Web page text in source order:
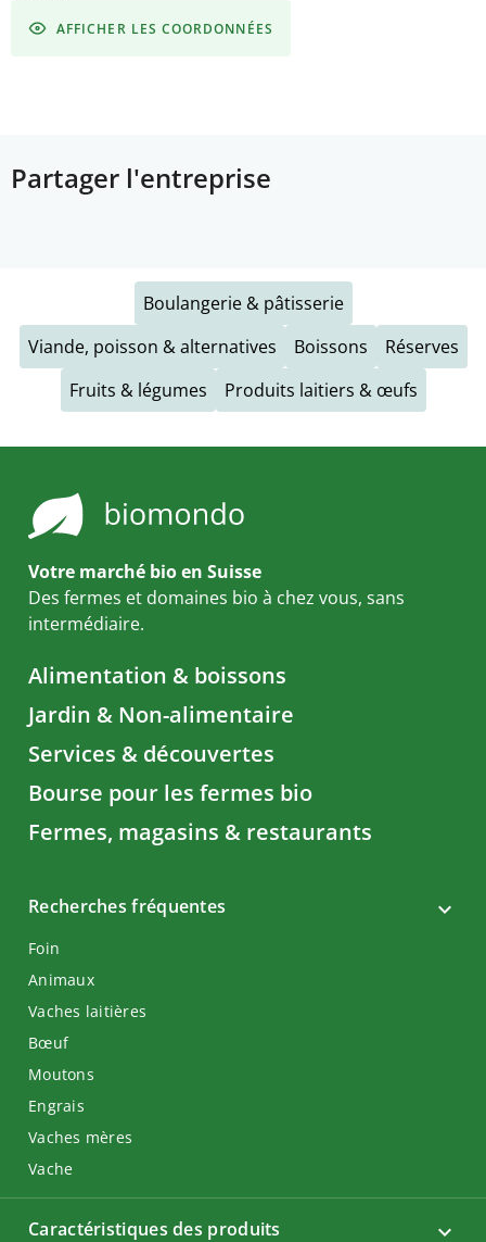
AFFICHER LES COORDONNÉES
Partager l'entreprise
Boulangerie & pâtisserie
Viande, poisson & alternatives
Boissons
Réserves
Fruits & légumes
Produits laitiers & œufs
Votre marché bio en Suisse
Des fermes et domaines bio à chez vous, sans
intermédiaire.
Alimentation & boissons
Jardin & Non-alimentaire
Services & découvertes
Bourse pour les fermes bio
Fermes, magasins & restaurants
Recherches fréquentes
Foin
Animaux
Vaches laitières
Bœuf
Moutons
Engrais
Vaches mères
Vache
Caractéristiques des produits